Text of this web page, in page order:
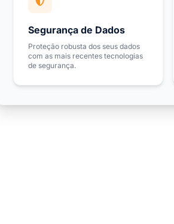
Segurança de Dados
Proteção robusta dos seus dados
com as mais recentes tecnologias
de segurança.